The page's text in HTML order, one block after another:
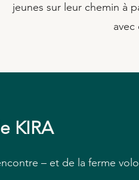
jeunes sur leur chemin à
avec
KIRA
– et de la ferme